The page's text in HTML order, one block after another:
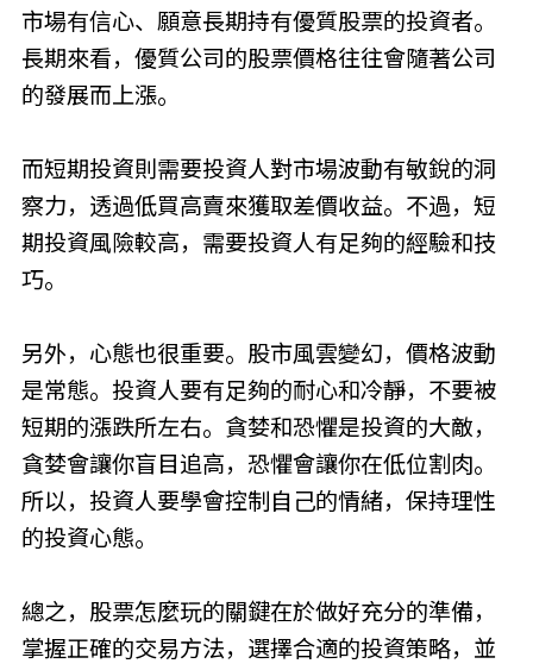
市場有信心、願意長期持有優質股票的投資者。
長期來看，優質公司的股票價格往往會隨著公司
的發展而上漲。
而短期投資則需要投資人對市場波動有敏銳的洞
察力，透過低買高賣來獲取差價收益。不過，短
期投資風險較高，需要投資人有足夠的經驗和技
巧。
另外，心態也很重要。股市風雲變幻，價格波動
是常態。投資人要有足夠的耐心和冷靜，不要被
短期的漲跌所左右。貪婪和恐懼是投資的大敵，
貪婪會讓你盲目追高，恐懼會讓你在低位割肉。
所以，投資人要學會控制自己的情緒，保持理性
的投資心態。
總之，股票怎麼玩的關鍵在於做好充分的準備，
掌握正確的交易方法，選擇合適的投資策略，並